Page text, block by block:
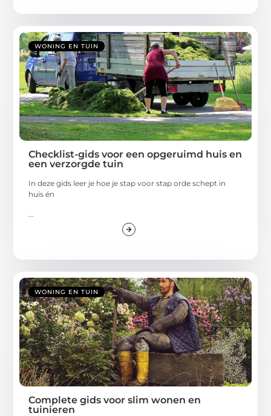
WONING EN TUIN
Checklist-gids voor een opgeruimd huis en
een verzorgde tuin
In deze gids leer je hoe je stap voor stap orde schept in
huis én
WONING EN TUIN
Complete gids voor slim wonen en
tuinieren